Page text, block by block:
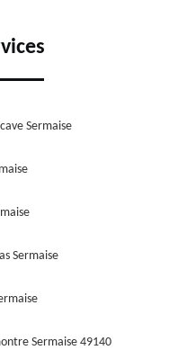
Sermaise
Sermaise
Sermaise 49140